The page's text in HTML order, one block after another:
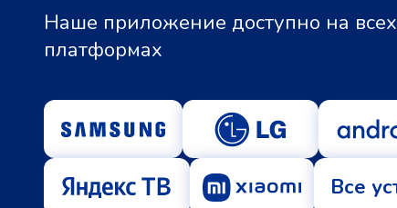
Наше приложение доступно на
платформах
Все